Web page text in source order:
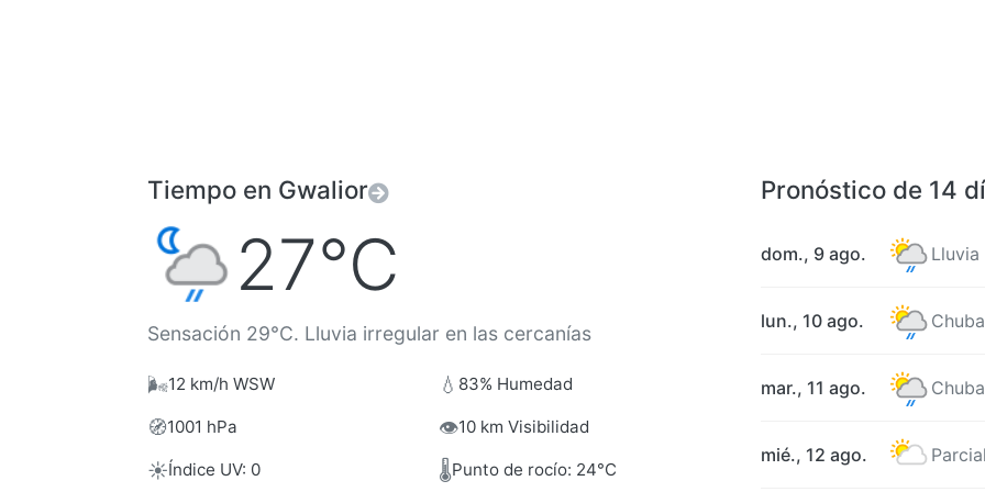
Tiempo en Gwalior
27°C
Sensación 29°C. Lluvia irregular en las cercanías
🌬️12 km/h WSW 💧 83% Humedad
🧭1001 hPa 👁️10 km Visibilidad
☀️Índice UV: 0 🌡️Punto de rocío: 24°C
Pronóstico de 14
dom., 9 ago.
lun., 10 ago.
mar., 11 ago.
mié., 12 ago.